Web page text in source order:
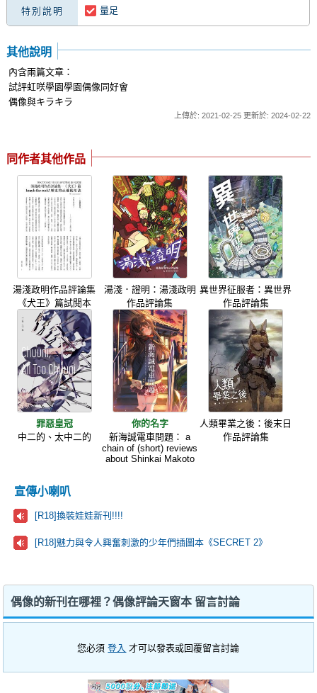
特別說明 量足
其他說明
內含兩篇文章：
試評虹咲學園學園偶像同好會
偶像與キラキラ
上傳於: 2021-02-25 更新於: 2024-02-22
同作者其他作品
湯淺政明作品評論集
《犬王》篇試閱本
湯淺．證明：湯淺政明
作品評論集
異世界征服者：異世界
作品評論集
罪惡皇冠
中二的、太中二的
你的名字
新海誠電車問題： a
chain of (short) reviews
about Shinkai Makoto
人類畢業之後：後末日
作品評論集
宣傳小喇叭
[R18]換裝娃娃新刊!!!!
[R18]魅力與令人興奮刺激的少年們插圖本《SECRET 2》
偶像的新刊在哪裡？偶像評論天窗本 留言討論
您必須登入 才可以發表或回覆留言討論